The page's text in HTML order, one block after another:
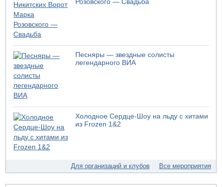
05.08.2026 17:00
Бывший посол Израиля в ООН Гилад Эрдан объявит в
четверг о создании новой политической партии
05.08.2026 13:49
На севере Израиля на берег выбросило тело
05.08.2026 13:32
В России горят новые склады
05.08.2026 10:19
Хуситы сообщают об атаке по Саудовскому танкеру
05.08.2026 10:16
Левые активисты пытались ворваться в офис
"Религиозного сионизма"
05.08.2026 06:42
В Дубае поднимается дым над портом
Еще один меморандум для Ирана
Розовского — Свадьба
Песняры — звездные солисты
легендарного ВИА
Холодное Сердце-Шоу на льду с хитами
из Frozen 1&2
Для организаций и клубов Все мероприятия